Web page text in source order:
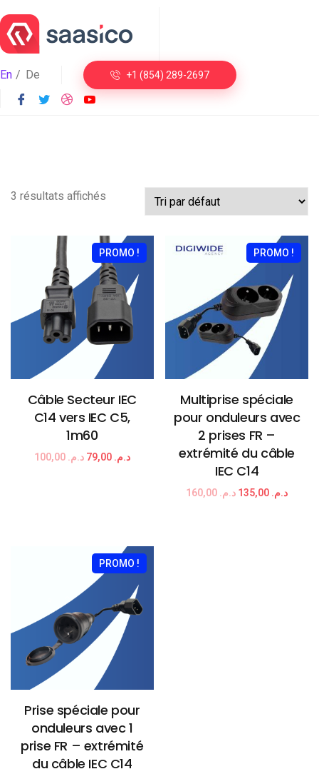
En De +1 (854) 289-2697
3 résultats affichés
PROMO !
Câble Secteur IEC
C14 vers IEC C5,
1m60
د.م. 100,00 د.م. 79,00
PROMO !
Multiprise spéciale
pour onduleurs avec
2 prises FR –
extrémité du câble
IEC C14
د.م. د.م.
PROMO !
Prise spéciale pour
onduleurs avec 1
prise FR – extrémité
du câble IEC C14